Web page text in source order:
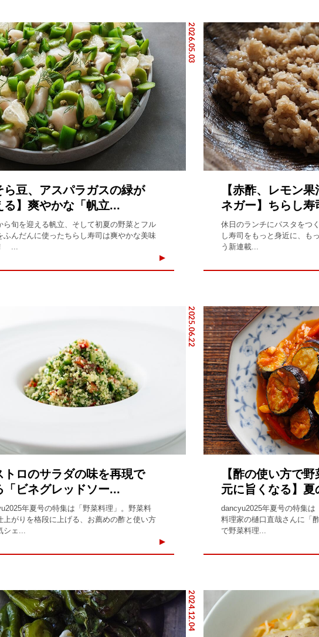
2026.05.03
ら豆、アスパラガスの緑が
る】爽やかな「帆立...
ら旬を迎える帆立、そして初夏の野菜とフル
ふんだんに使ったちらし寿司は爽やかな美味
...
【赤酢、レモン
ネガー】ちらし寿
休日のランチにパスタをつ
し寿司をもっと身近に、も
う新連載...
2025.06.22
トロのサラダの味を再現で
「ビネグレッドソー...
年夏号の特集は「野菜料理」。野菜料
上がりを格段に上げる、お薦めの酢と使い方
シェ...
【酢の使い方で
元に旨くなる】夏
dancyu2025年夏号の特集は
料理家の樋口直哉さんに「
で野菜料理...
2024.12.04